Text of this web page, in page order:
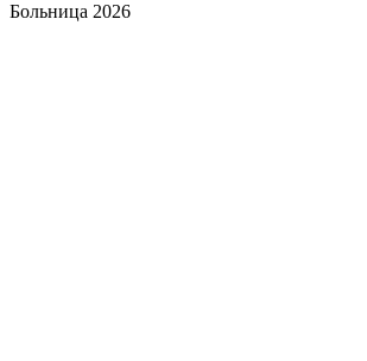
Больница 2026